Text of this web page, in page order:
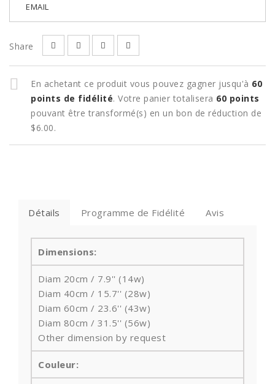
EMAIL
Share
En achetant ce produit vous pouvez gagner jusqu'à 60
points de fidélité. Votre panier totalisera 60 points
pouvant être transformé(s) en un bon de réduction de
$6.00.
Détails Programme de Fidélité Avis
Dimensions:
Diam 20cm / 7.9'' (14w)
Diam 40cm / 15.7'' (28w)
Diam 60cm / 23.6'' (43w)
Diam 80cm / 31.5'' (56w)
Other dimension by request
Couleur: